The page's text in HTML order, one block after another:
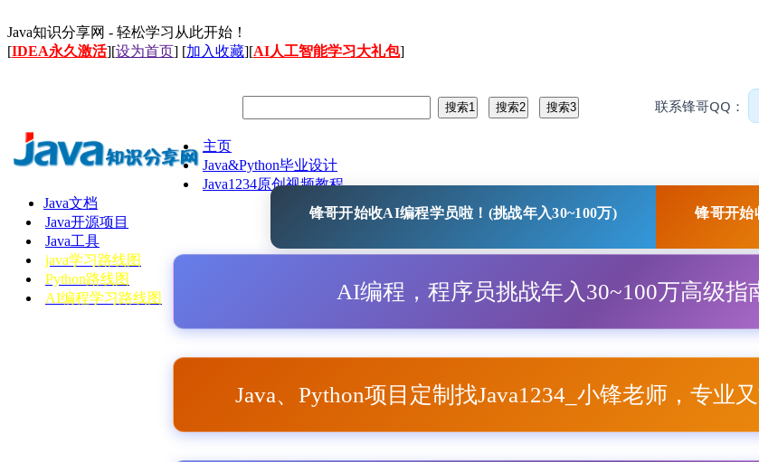
Java知识分享网 - 轻松学习从此开始！
[IDEA永久激活][设为首页] [加入收藏][AI人工智能学习大礼包]
联系锋哥QQ：
主页
Java&Python毕业设计
Java1234原创视频教程
Java文档
Java开源项目
Java工具
java学习路线图
Python路线图
AI编程学习路线图
锋哥开始收AI编程学员啦！(挑战年入30~100万) 锋哥开始
AI编程，程序员挑战年入30~100万高级指
Java、Python项目定制找Java1234_小锋老师，专业